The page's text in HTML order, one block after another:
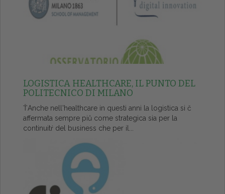
LOGISTICA HEALTHCARE, IL PUNTO DEL
POLITECNICO DI MILANO
ŤAnche nell'healthcare in questi anni la logistica si č
affermata sempre piů come strategica sia per la
continuitŕ del business che per il...